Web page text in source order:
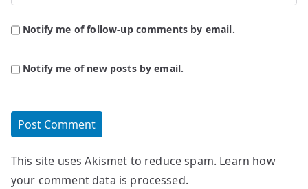
Notify me of follow-up comments by email.
Notify me of new posts by email.
This site uses Akismet to reduce spam. Learn how
your comment data is processed.